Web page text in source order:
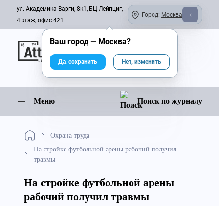
ул. Академика Варги, 8к1, БЦ Лейпциг,
4 этаж, офис 421
Город: Москва
Онлайн-журнал
Меню Поиск по журналу
Охрана труда
На стройке футбольной арены рабочий получил
травмы
На стройке футбольной арены
рабочий получил травмы
Ваш город — Москва?
Да, сохранить Нет, изменить